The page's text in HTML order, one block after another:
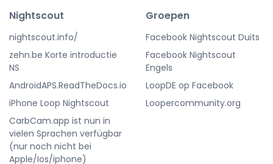
Nightscout
nightscout.info/
zehn.be Korte introductie
NS
AndroidAPS.ReadTheDocs.io
iPhone Loop Nightscout
CarbCam.app ist nun in
vielen Sprachen verfügbar
(nur noch nicht bei
Apple/Ios/iphone)
Groepen
Facebook Nightscout Duits
Facebook Nightscout
Engels
LoopDE op Facebook
Loopercommunity.org